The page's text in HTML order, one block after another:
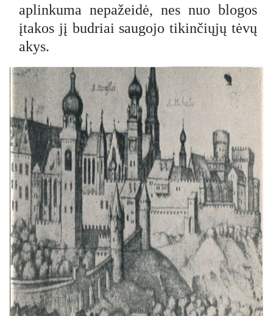
aplinkuma nepažeidė, nes nuo blogos
įtakos jį budriai saugojo tikinčiųjų tėvų
akys.